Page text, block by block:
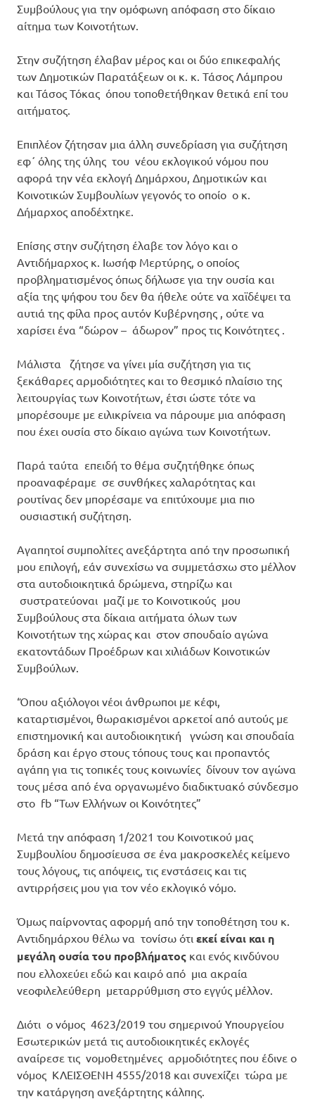
Συμβούλους για την ομόφωνη απόφαση στο δίκαιο
αίτημα των Κοινοτήτων.
Στην συζήτηση έλαβαν μέρος και οι δύο επικεφαλής
των Δημοτικών Παρατάξεων οι κ. κ. Τάσος Λάμπρου
και Τάσος Τόκας όπου τοποθετήθηκαν θετικά επί του
αιτήματος.
Επιπλέον ζήτησαν μια άλλη συνεδρίαση για συζήτηση
εφ΄ όλης της ύλης του νέου εκλογικού νόμου που
αφορά την νέα εκλογή Δημάρχου, Δημοτικών και
Κοινοτικών Συμβουλίων γεγονός το οποίο ο κ.
Δήμαρχος αποδέχτηκε.
Επίσης στην συζήτηση έλαβε τον λόγο και ο
Αντιδήμαρχος κ. Ιωσήφ Μερτύρης, ο οποίος
προβληματισμένος όπως δήλωσε για την ουσία και
αξία της ψήφου του δεν θα ήθελε ούτε να χαϊδέψει τα
αυτιά της φίλα προς αυτόν Κυβέρνησης , ούτε να
χαρίσει ένα “δώρον – άδωρον” προς τις Κοινότητες .
Μάλιστα ζήτησε να γίνει μία συζήτηση για τις
ξεκάθαρες αρμοδιότητες και το θεσμικό πλαίσιο της
λειτουργίας των Κοινοτήτων, έτσι ώστε τότε να
μπορέσουμε με ειλικρίνεια να πάρουμε μια απόφαση
που έχει ουσία στο δίκαιο αγώνα των Κοινοτήτων.
Παρά ταύτα επειδή το θέμα συζητήθηκε όπως
προαναφέραμε σε συνθήκες χαλαρότητας και
ρουτίνας δεν μπορέσαμε να επιτύχουμε μια πιο
ουσιαστική συζήτηση.
Αγαπητοί συμπολίτες ανεξάρτητα από την προσωπική
μου επιλογή, εάν συνεχίσω να συμμετάσχω στο μέλλον
στα αυτοδιοικητικά δρώμενα, στηρίζω και
συστρατεύοναι μαζί με το Κοινοτικούς μου
Συμβούλους στα δίκαια αιτήματα όλων των
Κοινοτήτων της χώρας και στον σπουδαίο αγώνα
εκατοντάδων Προέδρων και χιλιάδων Κοινοτικών
Συμβούλων.
‘Όπου αξιόλογοι νέοι άνθρωποι με κέφι,
καταρτισμένοι, θωρακισμένοι αρκετοί από αυτούς με
επιστημονική και αυτοδιοικητική γνώση και σπουδαία
δράση και έργο στους τόπους τους και προπαντός
αγάπη για τις τοπικές τους κοινωνίες δίνουν τον αγώνα
τους μέσα από ένα οργανωμένο διαδικτυακό σύνδεσμο
στο fb “Των Ελλήνων οι Κοινότητες”
Μετά την απόφαση 1/2021 του Κοινοτικού μας
Συμβουλίου δημοσίευσα σε ένα μακροσκελές κείμενο
τους λόγους, τις απόψεις, τις ενστάσεις και τις
αντιρρήσεις μου για τον νέο εκλογικό νόμο.
Όμως παίρνοντας αφορμή από την τοποθέτηση του κ.
Αντιδημάρχου θέλω να τονίσω ότι εκεί είναι και η
μεγάλη ουσία του προβλήματος και ενός κινδύνου
που ελλοχεύει εδώ και καιρό από μια ακραία
νεοφιλελεύθερη μεταρρύθμιση στο εγγύς μέλλον.
Διότι ο νόμος 4623/2019 του σημερινού Υπουργείου
Εσωτερικών μετά τις αυτοδιοικητικές εκλογές
αναίρεσε τις νομοθετημένες αρμοδιότητες που έδινε ο
νόμος ΚΛΕΙΣΘΕΝΗ 4555/2018 και συνεχίζει τώρα με
την κατάργηση ανεξάρτητης κάλπης.